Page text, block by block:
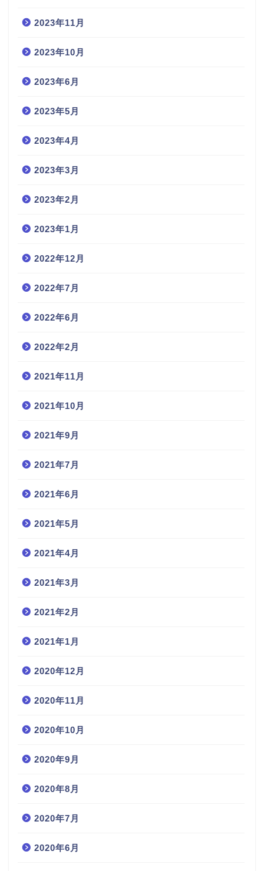
2023年11月
2023年10月
2023年6月
2023年5月
2023年4月
2023年3月
2023年2月
2023年1月
2022年12月
2022年7月
2022年6月
2022年2月
2021年11月
2021年10月
2021年9月
2021年7月
2021年6月
2021年5月
2021年4月
2021年3月
2021年2月
2021年1月
2020年12月
2020年11月
2020年10月
2020年9月
2020年8月
2020年7月
2020年6月